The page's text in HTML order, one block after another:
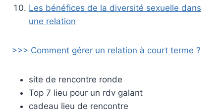
Les bénéfices de la diversité sexuelle dans
une relation
>>> Comment gérer un relation à court terme ?
site de rencontre ronde
Top 7 lieu pour un rdv galant
cadeau lieu de rencontre